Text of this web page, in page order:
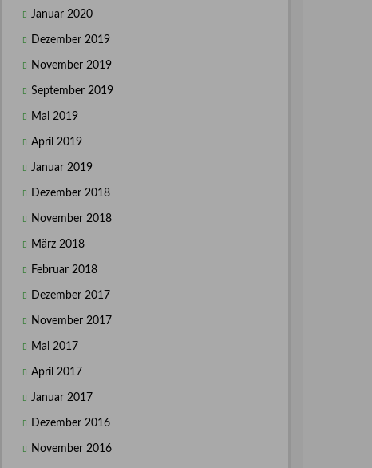
Januar 2020
Dezember 2019
November 2019
September 2019
Mai 2019
April 2019
Januar 2019
Dezember 2018
November 2018
März 2018
Februar 2018
Dezember 2017
November 2017
Mai 2017
April 2017
Januar 2017
Dezember 2016
November 2016